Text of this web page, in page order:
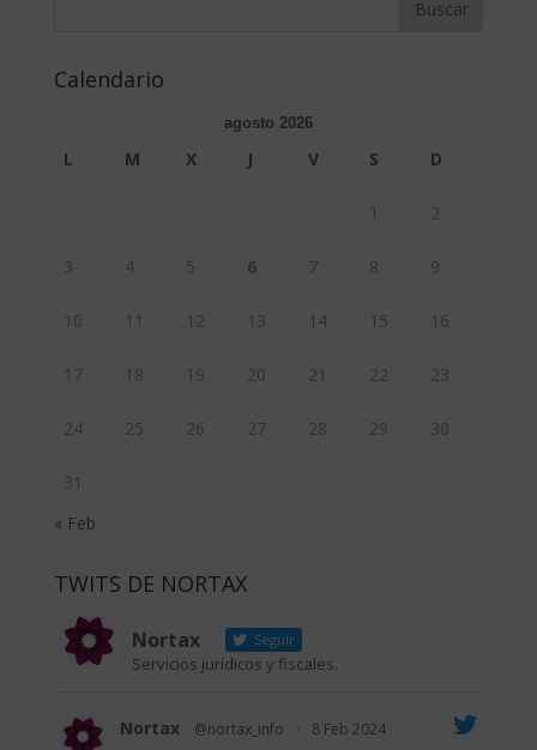
Calendario
agosto 2026
L M X J V S D
1 2
3 4 5 6 7 8 9
10 11 12 13 14 15 16
17 18 19 20 21 22 23
24 25 26 27 28 29 30
31
« Feb
TWITS DE NORTAX
Nortax Seguir
Servicios jurídicos y fiscales.
Nortax @nortax_info · 8 Feb 2024